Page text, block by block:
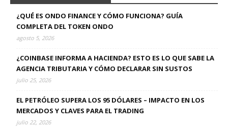
¿QUÉ ES ONDO FINANCE Y CÓMO FUNCIONA? GUÍA
COMPLETA DEL TOKEN ONDO
agosto 5, 2026
¿COINBASE INFORMA A HACIENDA? ESTO ES LO QUE SABE LA
AGENCIA TRIBUTARIA Y CÓMO DECLARAR SIN SUSTOS
julio 25, 2026
EL PETRÓLEO SUPERA LOS 95 DÓLARES – IMPACTO EN LOS
MERCADOS Y CLAVES PARA EL TRADING
julio 22, 2026